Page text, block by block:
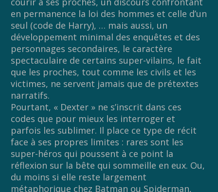
en permanence la loi des hommes et celle d’un
seul (code de Harry), … mais aussi, un
développement minimal des enquêtes et des
personnages secondaires, le caractère
spectaculaire de certains super-vilains, le fait
que les proches, tout comme les civils et les
victimes, ne servent jamais que de prétextes
narratifs.
Pourtant, « Dexter » ne s’inscrit dans ces
codes que pour mieux les interroger et
parfois les sublimer. Il place ce type de récit
face à ses propres limites : rares sont les
super-héros qui poussent à ce point la
réflexion sur la bête qui sommeille en eux. Ou,
du moins si elle reste largement
métaphorique chez Batman ou Spiderman,